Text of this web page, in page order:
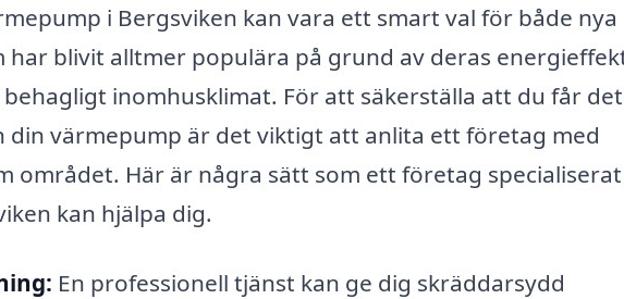
i Bergsviken kan vara ett smart val för både nya
har blivit alltmer populära på grund av deras
inomhusklimat. För att säkerställa att du får det
värmepump är det viktigt att anlita ett företag med
området. Här är några sätt som ett företag
kan hjälpa dig.
En professionell tjänst kan ge dig skräddarsydd